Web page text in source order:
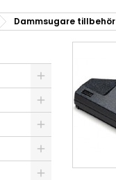
Dammsugare tillbehör